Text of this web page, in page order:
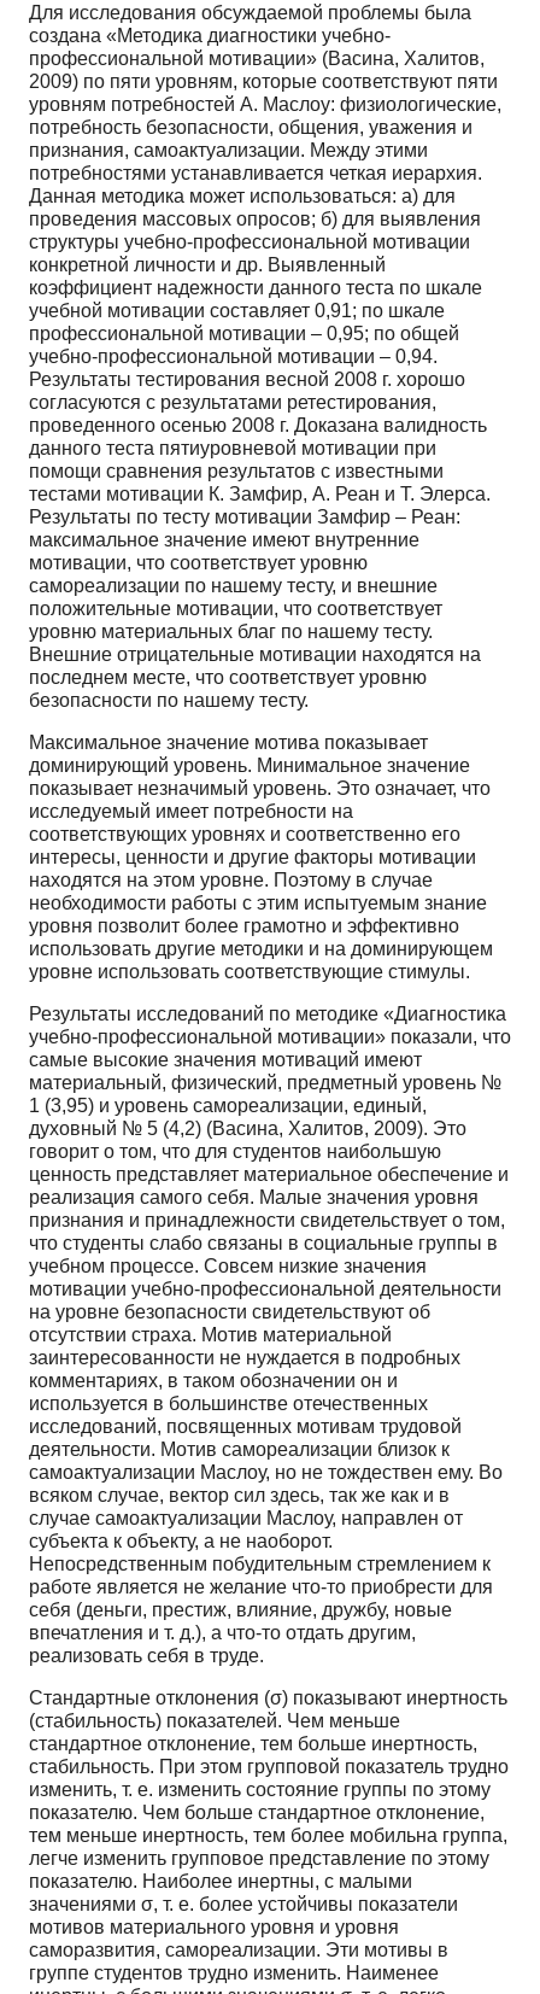
Для исследования обсуждаемой проблемы была
создана «Методика диагностики учебно-
профессиональной мотивации» (Васина, Халитов,
2009) по пяти уровням, которые соответствуют пяти
уровням потребностей А. Маслоу: физиологические,
потребность безопасности, общения, уважения и
признания, самоактуализации. Между этими
потребностями устанавливается четкая иерархия.
Данная методика может использоваться: а) для
проведения массовых опросов; б) для выявления
структуры учебно-профессиональной мотивации
конкретной личности и др. Выявленный
коэффициент надежности данного теста по шкале
учебной мотивации составляет 0,91; по шкале
профессиональной мотивации – 0,95; по общей
учебно-профессиональной мотивации – 0,94.
Результаты тестирования весной 2008 г. хорошо
согласуются с результатами ретестирования,
проведенного осенью 2008 г. Доказана валидность
данного теста пятиуровневой мотивации при
помощи сравнения результатов с известными
тестами мотивации К. Замфир, А. Реан и Т. Элерса.
Результаты по тесту мотивации Замфир – Реан:
максимальное значение имеют внутренние
мотивации, что соответствует уровню
самореализации по нашему тесту, и внешние
положительные мотивации, что соответствует
уровню материальных благ по нашему тесту.
Внешние отрицательные мотивации находятся на
последнем месте, что соответствует уровню
безопасности по нашему тесту.
Максимальное значение мотива показывает
доминирующий уровень. Минимальное значение
показывает незначимый уровень. Это означает, что
исследуемый имеет потребности на
соответствующих уровнях и соответственно его
интересы, ценности и другие факторы мотивации
находятся на этом уровне. Поэтому в случае
необходимости работы с этим испытуемым знание
уровня позволит более грамотно и эффективно
использовать другие методики и на доминирующем
уровне использовать соответствующие стимулы.
Результаты исследований по методике «Диагностика
учебно-профессиональной мотивации» показали, что
самые высокие значения мотиваций имеют
материальный, физический, предметный уровень №
1 (3,95) и уровень самореализации, единый,
духовный № 5 (4,2) (Васина, Халитов, 2009). Это
говорит о том, что для студентов наибольшую
ценность представляет материальное обеспечение и
реализация самого себя. Малые значения уровня
признания и принадлежности свидетельствует о том,
что студенты слабо связаны в социальные группы в
учебном процессе. Совсем низкие значения
мотивации учебно-профессиональной деятельности
на уровне безопасности свидетельствуют об
отсутствии страха. Мотив материальной
заинтересованности не нуждается в подробных
комментариях, в таком обозначении он и
используется в большинстве отечественных
исследований, посвященных мотивам трудовой
деятельности. Мотив самореализации близок к
самоактуализации Маслоу, но не тождествен ему. Во
всяком случае, вектор сил здесь, так же как и в
случае самоактуализации Маслоу, направлен от
субъекта к объекту, а не наоборот.
Непосредственным побудительным стремлением к
работе является не желание что-то приобрести для
себя (деньги, престиж, влияние, дружбу, новые
впечатления и т. д.), а что-то отдать другим,
реализовать себя в труде.
Стандартные отклонения (σ) показывают инертность
(стабильность) показателей. Чем меньше
стандартное отклонение, тем больше инертность,
стабильность. При этом групповой показатель трудно
изменить, т. е. изменить состояние группы по этому
показателю. Чем больше стандартное отклонение,
тем меньше инертность, тем более мобильна группа,
легче изменить групповое представление по этому
показателю. Наиболее инертны, с малыми
значениями σ, т. е. более устойчивы показатели
мотивов материального уровня и уровня
саморазвития, самореализации. Эти мотивы в
группе студентов трудно изменить. Наименее